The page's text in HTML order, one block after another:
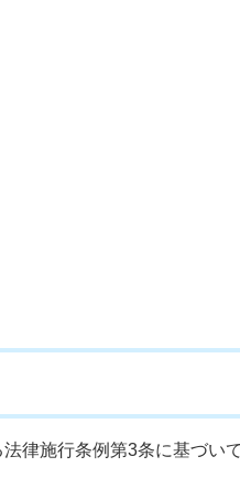
律施行条例第3条に基づい